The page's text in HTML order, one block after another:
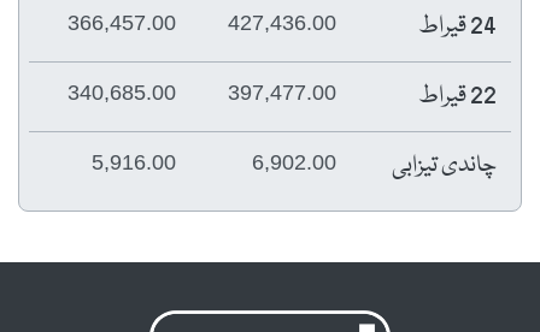
24 قیراط
427,436.00
366,457.00
22 قیراط 397,477.00
340,685.00
چاندی تیزابی 6,902.00
5,916.00